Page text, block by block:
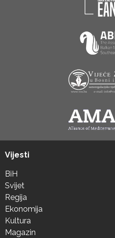
Vijesti
BiH
Svijet
Regija
Ekonomija
Kultura
Magazin